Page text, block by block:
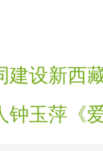
塔山
乡
建设新西
钟玉萍《